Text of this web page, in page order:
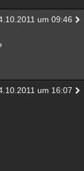
um 09:46
um 16:07